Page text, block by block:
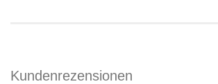
Kundenrezensionen